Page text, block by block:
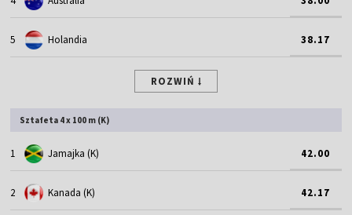
5 Holandia 38.17
ROZWIŃ
Sztafeta 4 x 100 m (K)
1 Jamajka (K) 42.00
2 Kanada (K) 42.17